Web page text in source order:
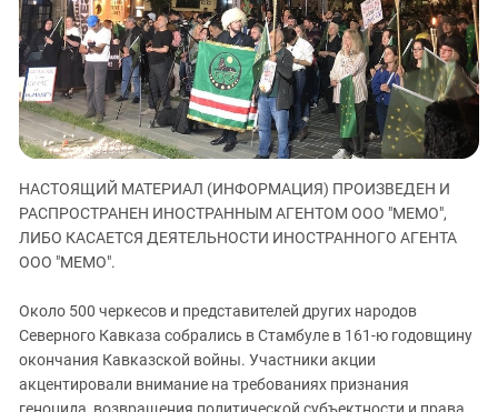
ЗАСТАВЛЯЕТ
КАВКАЗ ЗА ПАЛЕСТИНУ
ИНАКОМЫСЛИЕ В ЧЕЧНЕ
ПРЕСЛЕДОВАНИЕ АКТИВИСТОВ
МОБИЛИЗАЦИЯ И ПРОТЕСТЫ
Дагестан
Ингушетия
Кабардино-Балкария
Калмыкия
Карачаево-Черкесия
Краснодарский край
Российская Федерация
Северная Осетия - Алания
СКФО
Ставропольский край
НАСТОЯЩИЙ МАТЕРИАЛ (ИНФОРМАЦИЯ) ПРОИЗВЕДЕН И
РАСПРОСТРАНЕН ИНОСТРАННЫМ АГЕНТОМ ООО "МЕМО",
ЛИБО КАСАЕТСЯ ДЕЯТЕЛЬНОСТИ ИНОСТРАННОГО АГЕНТА
ООО "МЕМО".
Около 500 черкесов и представителей других народов
Северного Кавказа собрались в Стамбуле в 161-ю годовщину
окончания Кавказской войны. Участники акции
акцентировали внимание на требованиях признания